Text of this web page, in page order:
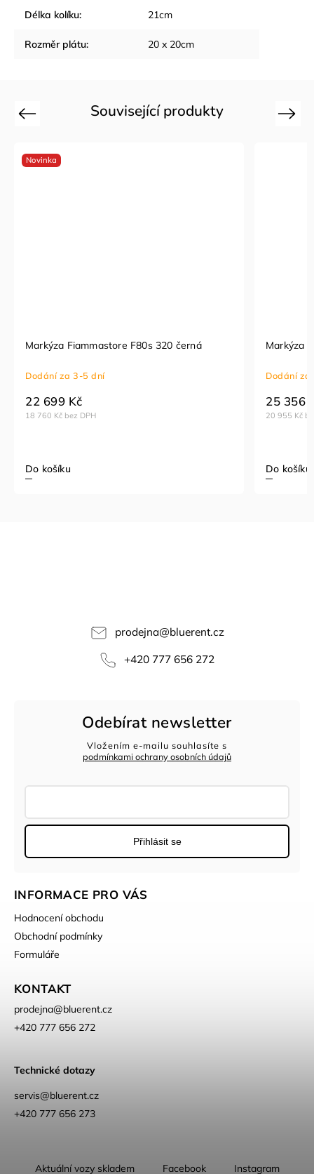
Délka kolíku: 21cm
Rozměr plátu: 20 x 20cm
Související produkty
Previous
Novinka
Markýza Fiammastore F80s 320 černá
Dodání za 3-5 dní
18 760 Kč bez DPH
22 699 Kč
Do košíku
Markýza
Dodání
20 955 Kč
25 356
Do košíku
Next
prodejna@bluerent.cz
+420 777 656 272
Odebírat newsletter
Vložením e-mailu souhlasíte s
podmínkami ochrany osobních údajů
Přihlásit se
INFORMACE PRO VÁS
Hodnocení obchodu
Obchodní podmínky
Formuláře
KONTAKT
prodejna@bluerent.cz
+420 777 656 272
Technické dotazy
servis@bluerent.cz
+420 777 656 273
Aktuální vozy skladem Facebook Instagram